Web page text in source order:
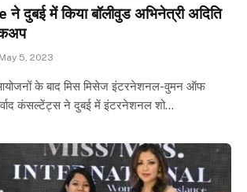
दुबई में किया बॉलीवुड अभिनेत्री अदिति
May 5, 2023
के बाद मिस मिसेज इंटरनेशनल-वुमन ऑफ
कंसल्टेंट्स ने दुबई में इंटरनेशनल शो…